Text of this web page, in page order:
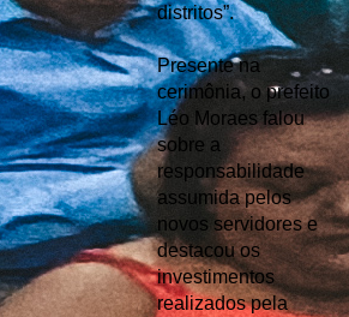
distritos”.
Presente na
cerimônia, o prefeito
Léo Moraes falou
sobre a
responsabilidade
assumida pelos
novos servidores e
destacou os
investimentos
realizados pela